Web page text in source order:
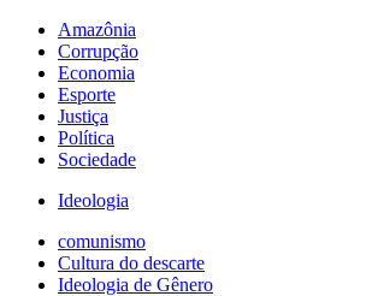
Amazônia
Corrupção
Economia
Esporte
Justiça
Política
Sociedade
Ideologia
comunismo
Cultura do descarte
Ideologia de Gênero